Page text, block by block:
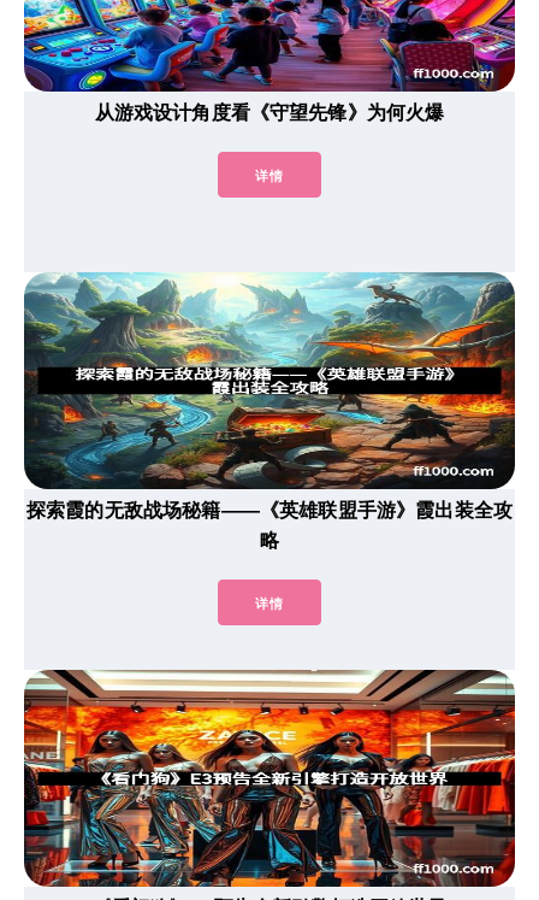
从游戏设计角度看《守望先锋》为何火爆
详情
探索霞的无敌战场秘籍——《英雄联盟手游》霞出装全攻
略
详情